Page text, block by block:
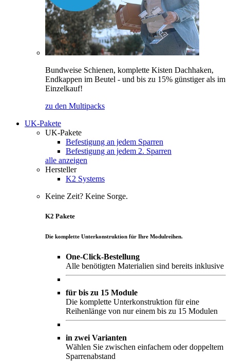
Bundweise Schienen, komplette Kisten Dachhaken,
Endkappen im Beutel - und bis zu 15% günstiger als im
Einzelkauf!
zu den Multipacks
UK-Pakete
UK-Pakete
Befestigung an jedem Sparren
Befestigung an jedem 2. Sparren
alle anzeigen
Hersteller
K2 Systems
Keine Zeit? Keine Sorge.
K2 Pakete
Die komplette Unterkonstruktion für Ihre Modulreihen.
One-Click-Bestellung
Alle benötigten Materialien sind bereits inklusive
für bis zu 15 Module
Die komplette Unterkonstruktion für eine
Reihenlänge von nur einem bis zu 15 Modulen
in zwei Varianten
Wählen Sie zwischen einfachem oder doppeltem
Sparrenabstand